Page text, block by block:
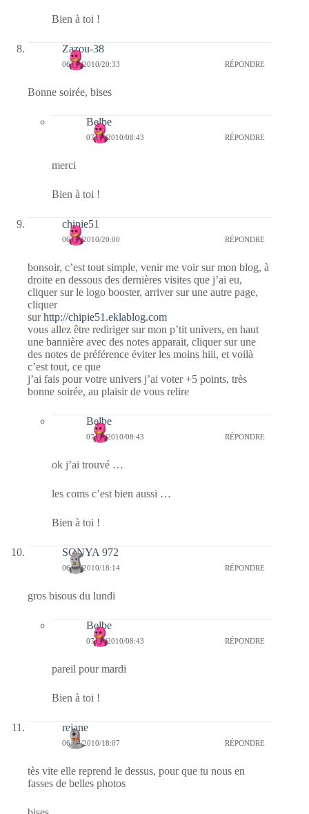
Bien à toi !
Zazou-38
06/09/2010/20:33 RÉPONDRE
Bonne soirée, bises
Belbe
07/09/2010/08:43 RÉPONDRE
merci
Bien à toi !
chipie51
06/09/2010/20:00 RÉPONDRE
bonsoir, c’est tout simple, venir me voir sur mon blog, à
droite en dessous des dernières visites que j’ai eu,
cliquer sur le logo booster, arriver sur une autre page,
cliquer
surhttp://chipie51.eklablog.com
vous allez être rediriger sur mon p’tit univers, en haut
une bannière avec des notes apparait, cliquer sur une
des notes de préférence éviter les moins hiii, et voilà
c’est tout, ce que
j’ai fais pour votre univers j’ai voter +5 points, très
bonne soirée, au plaisir de vous relire
Belbe
07/09/2010/08:43 RÉPONDRE
ok j’ai trouvé …
les coms c’est bien aussi …
Bien à toi !
SONYA 972
06/09/2010/18:14 RÉPONDRE
gros bisous du lundi
Belbe
07/09/2010/08:43 RÉPONDRE
pareil pour mardi
Bien à toi !
rejane
06/09/2010/18:07 RÉPONDRE
tès vite elle reprend le dessus, pour que tu nous en
fasses de belles photos